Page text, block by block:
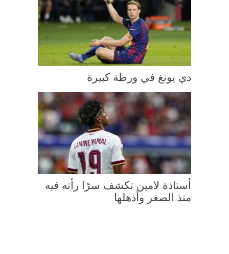
دي يونغ في ورطة كبيرة
أستاذة لامين تكشف سرًا رأته فيه
منذ الصغر وأذهلها